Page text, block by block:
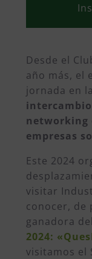
Desde el
año más, el
jornada en
networking
empresas
Este 2024
visitar
conocer, de
ganadora del
2024:
visitamos el